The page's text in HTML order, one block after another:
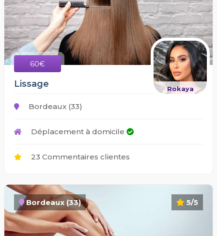
60€
Rokaya
Lissage
Bordeaux (33)
Déplacement à domicile
23 Commentaires clientes
5/5
Bordeaux (33)